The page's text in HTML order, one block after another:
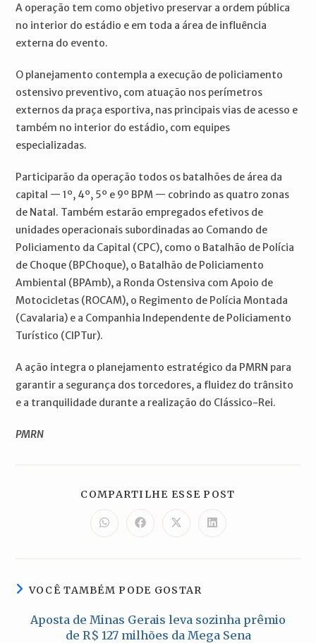
A operação tem como objetivo preservar a ordem pública
no interior do estádio e em toda a área de influência
externa do evento.
O planejamento contempla a execução de policiamento
ostensivo preventivo, com atuação nos perímetros
externos da praça esportiva, nas principais vias de acesso e
também no interior do estádio, com equipes
especializadas.
Participarão da operação todos os batalhões de área da
capital — 1º, 4º, 5º e 9º BPM — cobrindo as quatro zonas
de Natal. Também estarão empregados efetivos de
unidades operacionais subordinadas ao Comando de
Policiamento da Capital (CPC), como o Batalhão de Polícia
de Choque (BPChoque), o Batalhão de Policiamento
Ambiental (BPAmb), a Ronda Ostensiva com Apoio de
Motocicletas (ROCAM), o Regimento de Polícia Montada
(Cavalaria) e a Companhia Independente de Policiamento
Turístico (CIPTur).
A ação integra o planejamento estratégico da PMRN para
garantir a segurança dos torcedores, a fluidez do trânsito
e a tranquilidade durante a realização do Clássico-Rei.
PMRN
COMPARTILHE ESSE POST
Abre
em
nova
Abre
em
nova
Abre
em
nova
Abre
em
nova
VOCÊ TAMBÉM PODE GOSTAR
Aposta de Minas Gerais leva sozinha prêmio
de R$ 127 milhões da Mega Sena